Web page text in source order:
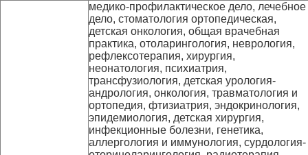
медико-профилактическое дело, лечебное
дело, стоматология ортопедическая,
детская онкология, общая врачебная
практика, отоларингология, неврология,
рефлексотерапия, хирургия,
неонатология, психиатрия,
трансфузиология, детская урология-
андрология, онкология, травматология и
ортопедия, фтизиатрия, эндокринология,
эпидемиология, детская хирургия,
инфекционные болезни, генетика,
аллергология и иммунология, сурдология-